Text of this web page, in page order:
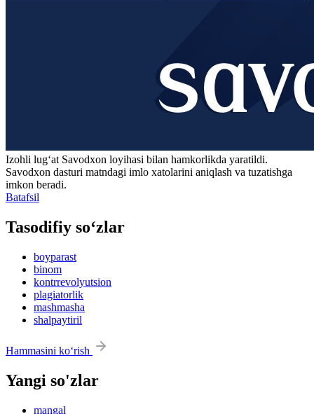
Izohli lugʻat Savodxon loyihasi bilan hamkorlikda yaratildi.
Savodxon dasturi matndagi imlo xatolarini aniqlash va tuzatishga
imkon beradi.
Batafsil
Tasodifiy so‘zlar
boyparast
binom
kontrrevolyutsion
plagiatorlik
mashmasha
shalpaytiril
Hammasini ko‘rish
Yangi so'zlar
mangal